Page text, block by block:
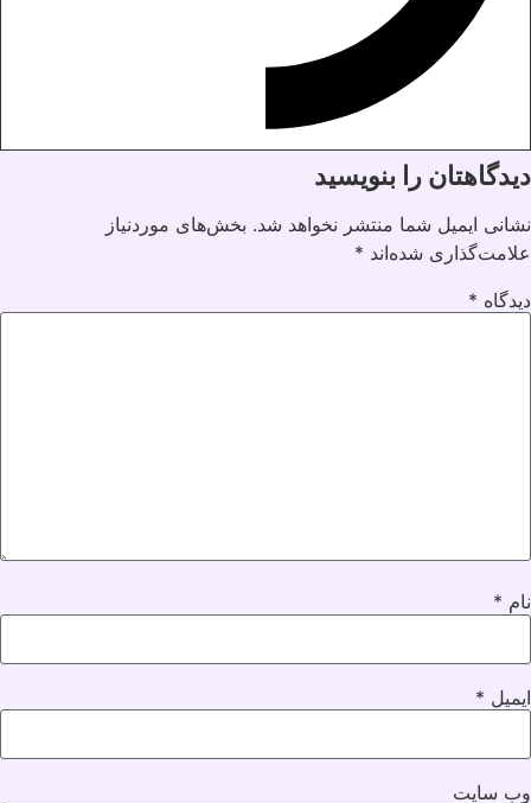
دیدگاهتان را بنویسید
نشانی ایمیل شما منتشر نخواهد شد. بخش‌های موردنیاز
علامت‌گذاری شده‌اند *
دیدگاه *
نام *
ایمیل *
وب‌ سایت